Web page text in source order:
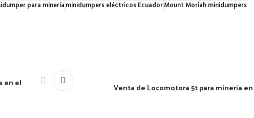
para mineríaminidumpers eléctricos EcuadorMount Moriah minidumpers
en el Venta de Locomotora 5t para mineria